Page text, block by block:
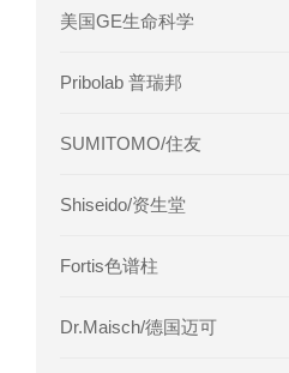
美国GE生命科学
Pribolab 普瑞邦
SUMITOMO/住友
Shiseido/资生堂
Fortis色谱柱
Dr.Maisch/德国迈可